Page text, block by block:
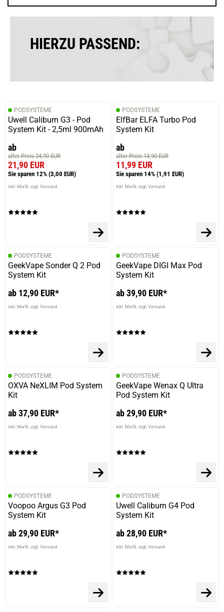
HIERZU PASSEND:
PODSYSTEME
Uwell Caliburn G3 - Pod
System Kit - 2,5ml 900mAh
ab
alter Preis 24,90 EUR
21,90 EUR
Sie sparen 12% (3,00 EUR)
inkl. MwSt. zzgl. Versand
PODSYSTEME
ElfBar ELFA Turbo Pod
System Kit
ab
alter Preis 13,90 EUR
11,99 EUR
Sie sparen 14% (1,91 EUR)
inkl. MwSt. zzgl. Versand
PODSYSTEME
GeekVape Sonder Q 2 Pod
System Kit
ab 12,90 EUR*
inkl. MwSt. zzgl. Versand
PODSYSTEME
GeekVape DIGI Max Pod
System Kit
ab 39,90 EUR*
inkl. MwSt. zzgl. Versand
PODSYSTEME
OXVA NeXLIM Pod System
Kit
ab 37,90 EUR*
inkl. MwSt. zzgl. Versand
PODSYSTEME
GeekVape Wenax Q Ultra
Pod System Kit
ab 29,90 EUR*
inkl. MwSt. zzgl. Versand
PODSYSTEME
Voopoo Argus G3 Pod
System Kit
ab 29,90 EUR*
inkl. MwSt. zzgl. Versand
PODSYSTEME
Uwell Caliburn G4 Pod
System Kit
ab 28,90 EUR*
inkl. MwSt. zzgl. Versand